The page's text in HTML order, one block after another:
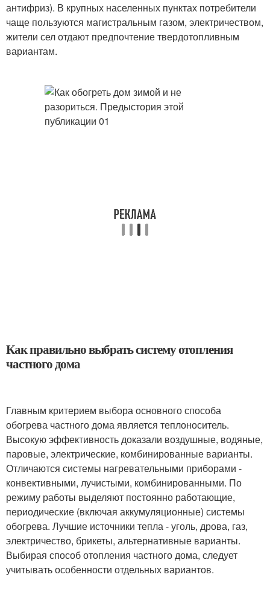
антифриз). В крупных населенных пунктах потребители
чаще пользуются магистральным газом, электричеством,
жители сел отдают предпочтение твердотопливным
вариантам.
Как правильно выбрать систему отопления
частного дома
Главным критерием выбора основного способа
обогрева частного дома является теплоноситель.
Высокую эффективность доказали воздушные, водяные,
паровые, электрические, комбинированные варианты.
Отличаются системы нагревательными приборами -
конвективными, лучистыми, комбинированными. По
режиму работы выделяют постоянно работающие,
периодические (включая аккумуляционные) системы
обогрева. Лучшие источники тепла - уголь, дрова, газ,
электричество, брикеты, альтернативные варианты.
Выбирая способ отопления частного дома, следует
учитывать особенности отдельных вариантов.